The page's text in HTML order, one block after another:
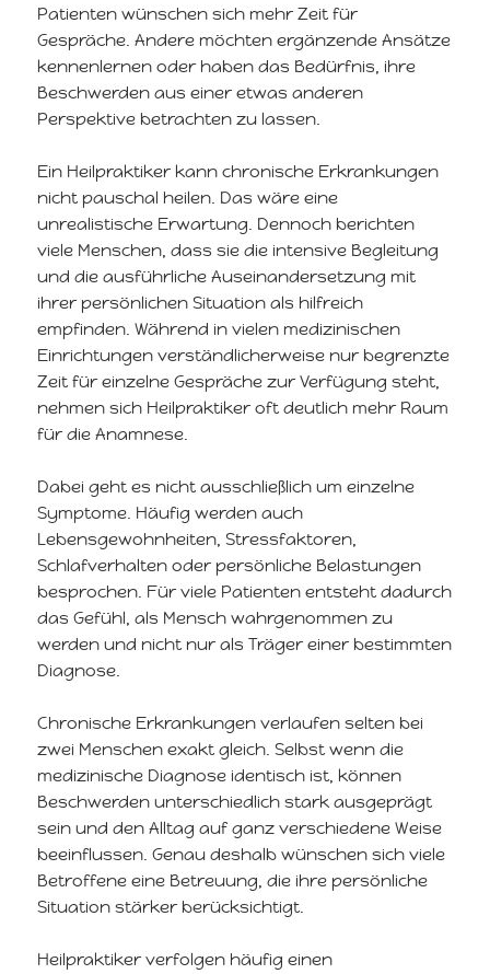
Patienten wünschen sich mehr Zeit für
Gespräche. Andere möchten ergänzende Ansätze
kennenlernen oder haben das Bedürfnis, ihre
Beschwerden aus einer etwas anderen
Perspektive betrachten zu lassen.
Ein Heilpraktiker kann chronische Erkrankungen
nicht pauschal heilen. Das wäre eine
unrealistische Erwartung. Dennoch berichten
viele Menschen, dass sie die intensive Begleitung
und die ausführliche Auseinandersetzung mit
ihrer persönlichen Situation als hilfreich
empfinden. Während in vielen medizinischen
Einrichtungen verständlicherweise nur begrenzte
Zeit für einzelne Gespräche zur Verfügung steht,
nehmen sich Heilpraktiker oft deutlich mehr Raum
für die Anamnese.
Dabei geht es nicht ausschließlich um einzelne
Symptome. Häufig werden auch
Lebensgewohnheiten, Stressfaktoren,
Schlafverhalten oder persönliche Belastungen
besprochen. Für viele Patienten entsteht dadurch
das Gefühl, als Mensch wahrgenommen zu
werden und nicht nur als Träger einer bestimmten
Diagnose.
Chronische Erkrankungen verlaufen selten bei
zwei Menschen exakt gleich. Selbst wenn die
medizinische Diagnose identisch ist, können
Beschwerden unterschiedlich stark ausgeprägt
sein und den Alltag auf ganz verschiedene Weise
beeinflussen. Genau deshalb wünschen sich viele
Betroffene eine Betreuung, die ihre persönliche
Situation stärker berücksichtigt.
Heilpraktiker verfolgen häufig einen